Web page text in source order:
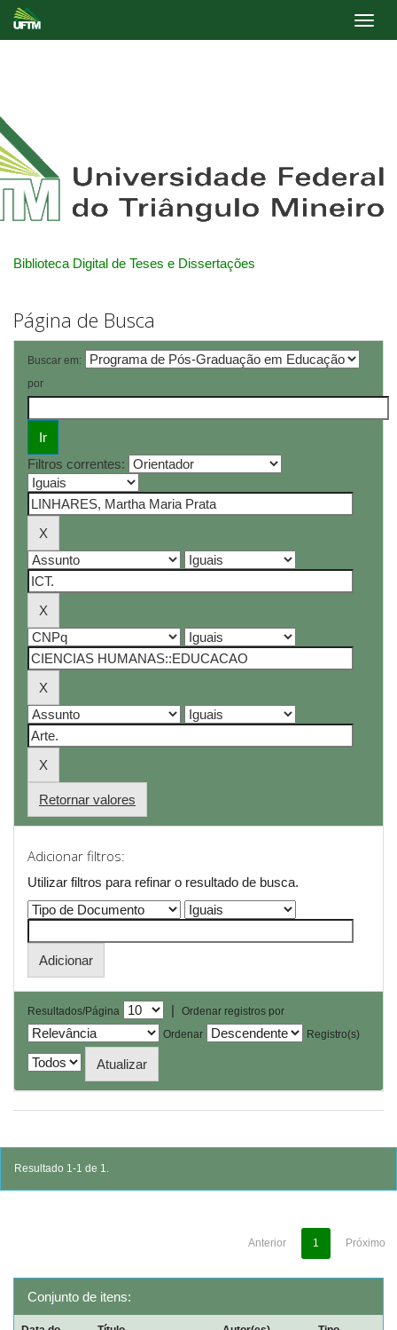
Biblioteca Digital de Teses e Dissertações
Página de Busca
Buscar em:
por
Filtros correntes:
Retornar valores
Adicionar filtros:
Utilizar filtros para refinar o resultado de busca.
Resultados/Página |
Ordenar registros por
Ordenar
Registro(s)
Resultado 1-1 de 1.
Anterior 1 Próximo
Conjunto de itens: